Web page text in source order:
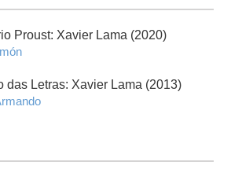
Proust: Xavier Lama (2020)
das Letras: Xavier Lama (2013)